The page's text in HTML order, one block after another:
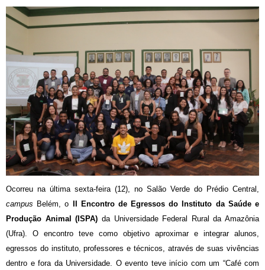
Ocorreu na última sexta-feira (12), no Salão Verde do Prédio Central,
campus Belém, o
II Encontro de Egressos do Instituto da Saúde e
Produção Animal (ISPA) da Universidade Federal Rural da Amazônia
(Ufra). O encontro teve como objetivo aproximar e integrar alunos,
egressos do instituto, professores e técnicos, através de suas vivências
dentro e fora da Universidade. O evento teve início com um “Café com